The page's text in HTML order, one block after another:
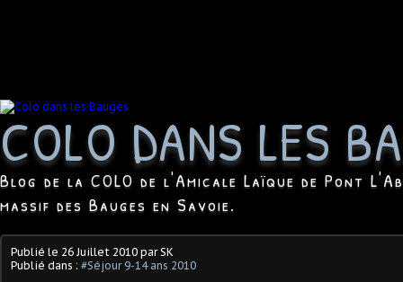
COLO DANS LES
Blog de la COLO de l'Amicale Laïque de Pont
massif des Bauges en Savoie.
Publié le 26 Juillet 2010 par SK
Publié dans : #Séjour 9-14 ans 2010